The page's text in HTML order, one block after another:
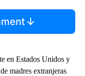
en Estados Unidos y
madres extranjeras